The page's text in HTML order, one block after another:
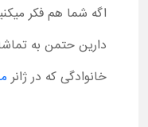
اگه شما هم فکر
دارین حتمن به
خانوادگی که در ژانر